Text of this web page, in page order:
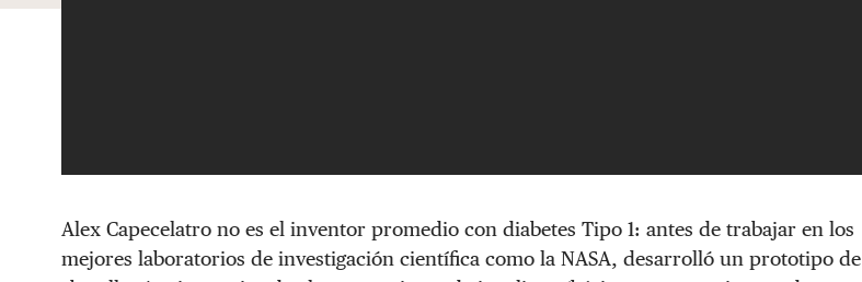
Alex Capecelatro no es el inventor promedio con diabetes Tipo 1: antes de trabajar en los
mejores laboratorios de investigación científica como la NASA, desarrolló un prototipo de